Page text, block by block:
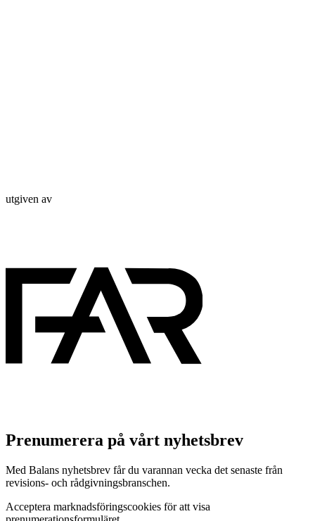
utgiven av
Prenumerera på vårt nyhetsbrev
Med Balans nyhetsbrev får du varannan vecka det senaste från
revisions- och rådgivningsbranschen.
Acceptera marknadsföringscookies för att visa